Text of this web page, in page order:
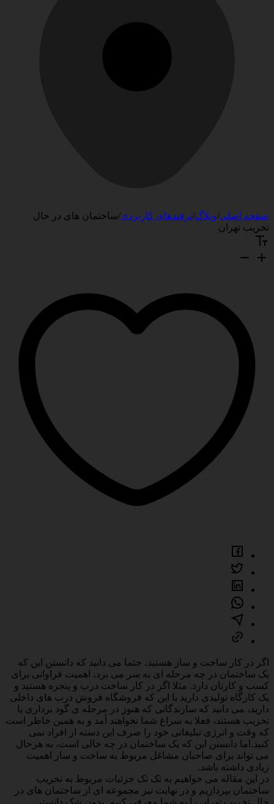
صفحه اصلی/وبلاگ/ترفندهای کاربردی/ساختمان های در حال
تخریب تهران
اگر در کار ساخت و ساز هستید، حتما می دانید که دانستن این که
یک ساختمان در چه مرحله ای به سر می برد، اهمیت فراوانی برای
کسب و کارتان دارد. مثلا اگر در کار ساخت درب و پنجره هستید و
یک کارگاه تولیدی دارید یا این که فروشگاه فروش درب های داخلی
دارید، می دانید که سازندگانی که هنوز در مرحله ی گود برداری یا
تخریب هستند، فعلا به سراغ شما نخواهند آمد و به همین خاطر است
که وقت و انرژی تبلیغاتی خود را صرف این دسته از افراد نمی
کنید.اما دانستن این که یک ساختمان در چه حالی است، به هرحال
می تواند برای صاحبان مشاغل مربوط به ساخت و ساز اهمیت
زیادی داشته باشد.
در این مقاله می خواهیم به تک تک جزئیات مربوط به تخریب
ساختمان بپردازیم و در نهایت نیز مجموعه ای از ساختمان های در
حال تخریب تهران را به شما معرفی کنیم. بدون شک دانستن